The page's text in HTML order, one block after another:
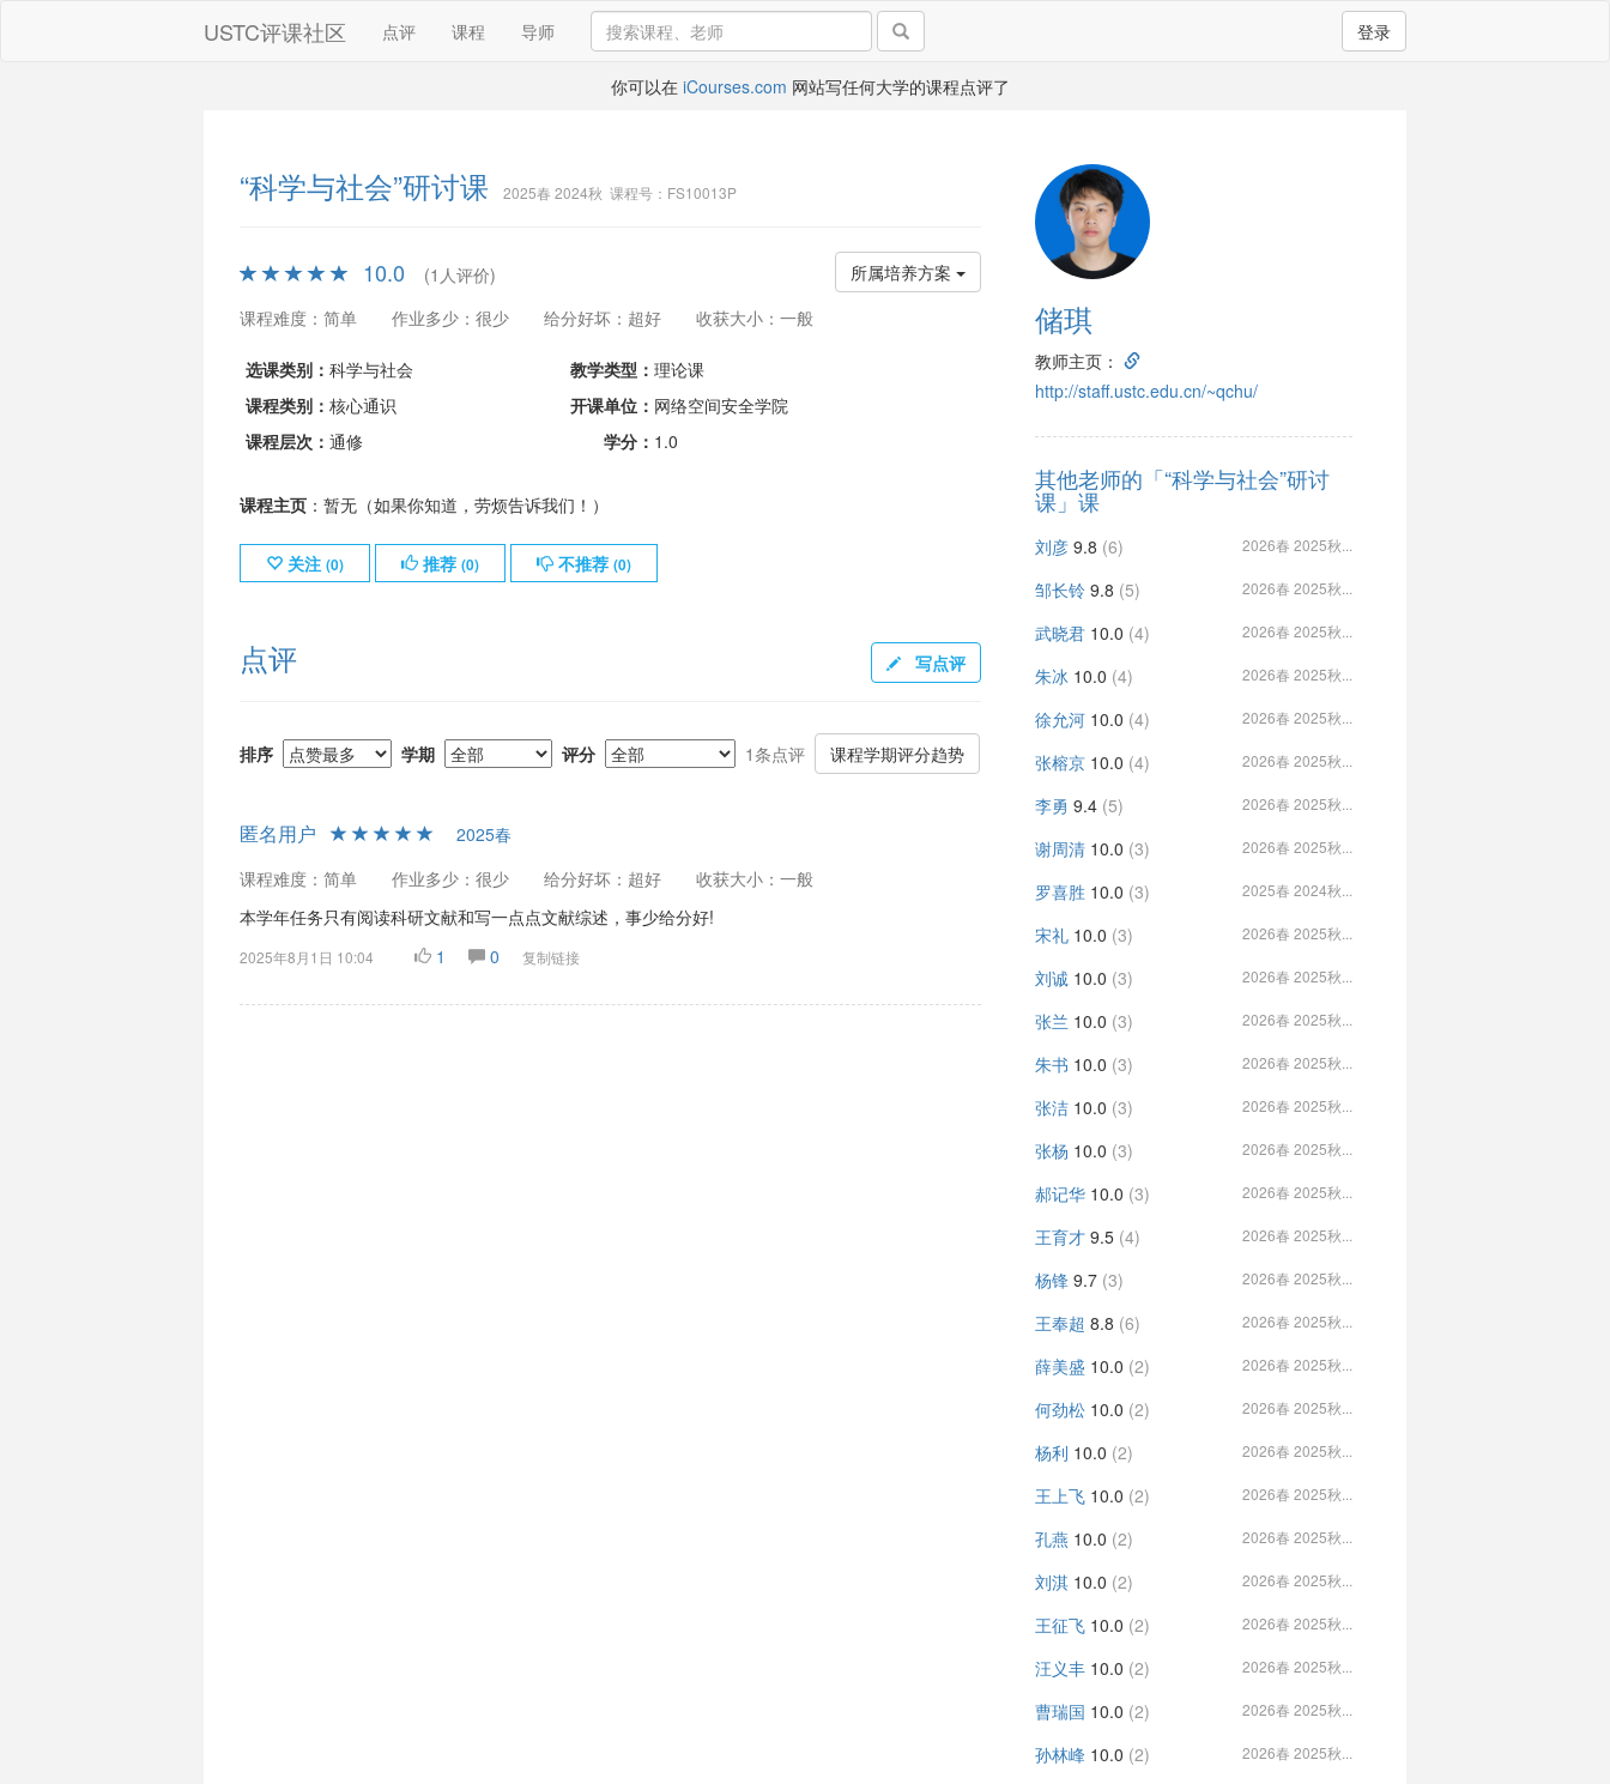
USTC评课社区 点评 课程 导师 登录
你可以在 iCourses.com 网站写任何大学的课程点评了
“科学与社会”研讨课 2025春 2024秋 课程号：FS10013P
所属培养方案
10.0
(1人评价)
课程难度：简单
作业多少：很少 给分好坏：超好 收获大小：一般
选课类别： 科学与社会 教学类型： 理论课
课程类别： 核心通识 开课单位： 网络空间安全学院
课程层次： 通修 学分： 1.0
课程主页：暂无（如果你知道，劳烦告诉我们！）
关注 (0) 推荐 (0) 不推荐 (0)
点评 写点评
排序 学期 评分 1条点评 课程学期评分趋势
匿名用户
2025春
课程难度：简单
作业多少：很少 给分好坏：超好
收获大小：一般
本学年任务只有阅读科研文献和写一点点文献综述，事少给分好!
2025年8月1日 10:04 1 0 复制链接
储琪
教师主页：
http://staff.ustc.edu.cn/~qchu/
其他老师的「“科学与社会”研讨
课」课
刘彦 9.8 (6) 2026春 2025秋...
邹长铃 9.8 (5) 2026春 2025秋...
武晓君 10.0 (4) 2026春 2025秋...
朱冰 10.0 (4) 2026春 2025秋...
徐允河 10.0 (4) 2026春 2025秋...
张榕京 10.0 (4) 2026春 2025秋...
李勇 9.4 (5) 2026春 2025秋...
谢周清 10.0 (3) 2026春 2025秋...
罗喜胜 10.0 (3) 2025春 2024秋...
宋礼 10.0 (3) 2026春 2025秋...
刘诚 10.0 (3) 2026春 2025秋...
张兰 10.0 (3) 2026春 2025秋...
朱书 10.0 (3) 2026春 2025秋...
张洁 10.0 (3) 2026春 2025秋...
张杨 10.0 (3) 2026春 2025秋...
郝记华 10.0 (3) 2026春 2025秋...
王育才 9.5 (4) 2026春 2025秋...
杨锋 9.7 (3) 2026春 2025秋...
王奉超 8.8 (6) 2026春 2025秋...
薛美盛 10.0 (2) 2026春 2025秋...
何劲松 10.0 (2) 2026春 2025秋...
杨利 10.0 (2) 2026春 2025秋...
王上飞 10.0 (2) 2026春 2025秋...
孔燕 10.0 (2) 2026春 2025秋...
刘淇 10.0 (2) 2026春 2025秋...
王征飞 10.0 (2) 2026春 2025秋...
汪义丰 10.0 (2) 2026春 2025秋...
曹瑞国 10.0 (2) 2026春 2025秋...
孙林峰 10.0 (2) 2026春 2025秋...